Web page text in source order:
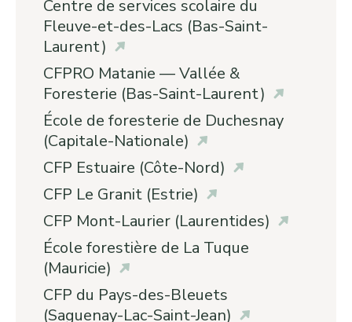
Centre de services scolaire du
Fleuve-et-des-Lacs (Bas-Saint-
Laurent)
CFPRO Matanie — Vallée &
Foresterie (Bas-Saint-Laurent)
École de foresterie de Duchesnay
(Capitale-Nationale)
CFP Estuaire (Côte-Nord)
CFP Le Granit (Estrie)
CFP Mont-Laurier (Laurentides)
École forestière de La Tuque
(Mauricie)
CFP du Pays-des-Bleuets
(Saguenay-Lac-Saint-Jean)